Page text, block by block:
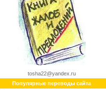
tosha22@yandex.ru
Популярные переводы сайта